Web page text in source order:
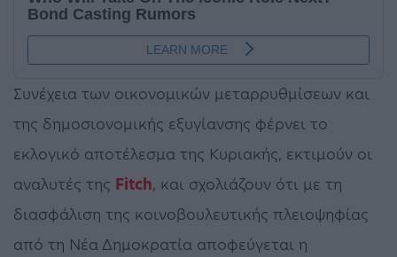
Συνέχεια των οικονομικών μεταρρυθμίσεων και
της δημοσιονομικής εξυγίανσης φέρνει το
εκλογικό αποτέλεσμα της Κυριακής, εκτιμούν οι
αναλυτές της Fitch, και σχολιάζουν ότι με τη
διασφάλιση της κοινοβουλευτικής πλειοψηφίας
από τη Νέα Δημοκρατία αποφεύγεται η